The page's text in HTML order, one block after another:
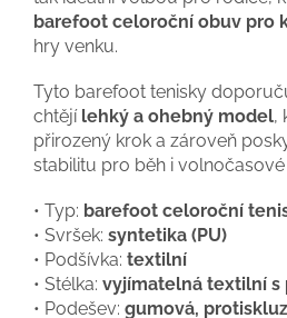
barefoot celoroční obuv pro
hry venku.
Tyto barefoot tenisky
chtějí lehký a ohebný model,
přirozený krok a zároveň
stabilitu pro běh i volnočasové
• Typ: barefoot celoroční
• Svršek: syntetika (PU)
• Podšívka: textilní
• Stélka: vyjímatelná textilní s
• Podešev: gumová,